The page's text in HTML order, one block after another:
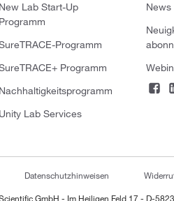
New Lab Start-Up
Programm
Programm
Programm
Nachhaltigkeitsprogramm
Unity Lab Services
News
Datenschutzhinweisen
GmbH - Im Heiligen Feld 17 - D-